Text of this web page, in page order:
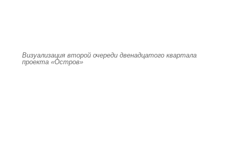
Визуализация второй очереди двенадцатого квартала
проекта «Остров»